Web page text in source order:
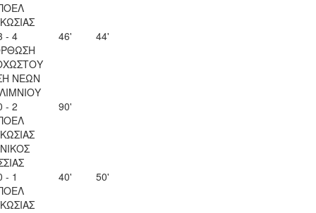
- 4
46' 44'
ΝΕΩΝ
- 2
90'
- 1
40' 50'